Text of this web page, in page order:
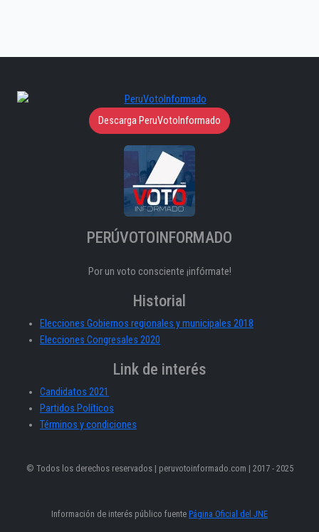
Descarga PeruVotoInformado
PERÚVOTOINFORMADO
Por un voto consciente ¡infórmate!
Historial
Elecciones Gobiernos regionales y municipales 2018
Elecciones Congresales 2020
Link de interés
Candidatos 2021
Partidos Políticos
Términos y condiciones
© Todos los derechos reservados | peruvotoinformado.com | 2017 - 2025
Información de interés público fuente Página Oficial del JNE